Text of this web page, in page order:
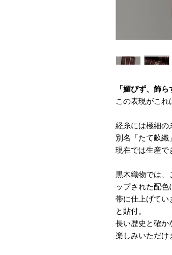
「媚びず、飾
この表現がこれ
経糸には極細の
別名「たて畝織
現在では生産で
黒木織物では、
ップされた配
帯に仕上げてい
と貼付。
長い歴史と確か
楽しみいただけ